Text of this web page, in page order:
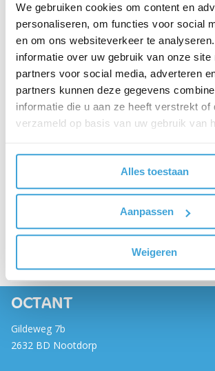
We gebruiken cookies om content en
personaliseren, om functies voor social
en om ons websiteverkeer te
informatie over uw gebruik van onze site
partners voor social media, adverteren
partners kunnen deze gegevens
informatie die u aan ze heeft verstrekt of
verzameld op basis van uw gebruik van
Alles toestaan
Aanpassen
Weigeren
werkenbij@octant.nl.
OCTANT
Gildeweg 7b
2632 BD Nootdorp